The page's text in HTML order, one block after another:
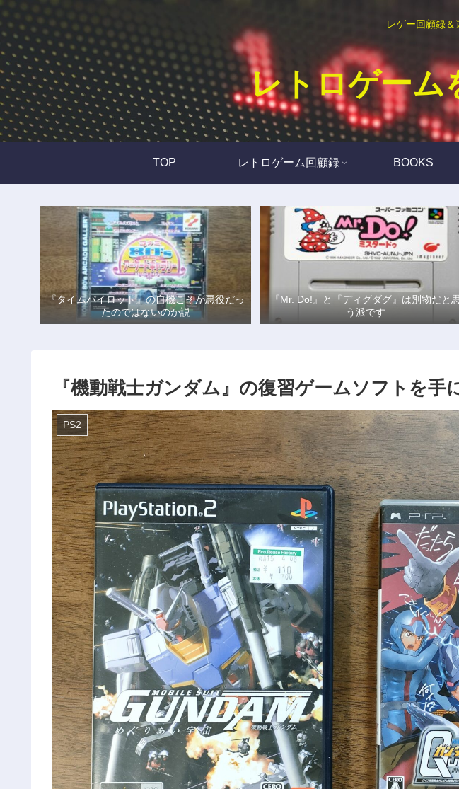
レゲー回顧録＆
レトロゲーム
TOP レトロゲーム回顧録 BOOKS
『タイムパイロット』の自機こそが悪役だっ
たのではないのか説
『Mr. Do!』と『ディグダグ』は別物だと
う派です
『機動戦士ガンダム』の復習ゲームソフトを手
PS2